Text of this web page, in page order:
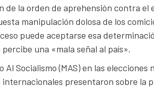
de la orden de aprehensión contra
manipulación dolosa de los
puede aceptarse esa
una «mala señal al país».
Socialismo (MAS) en las
presentaron sobre la